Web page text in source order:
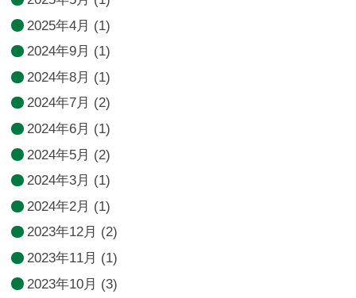
2025年4月 (1)
2024年9月 (1)
2024年8月 (1)
2024年7月 (2)
2024年6月 (1)
2024年5月 (2)
2024年3月 (1)
2024年2月 (1)
2023年12月 (2)
2023年11月 (1)
2023年10月 (3)